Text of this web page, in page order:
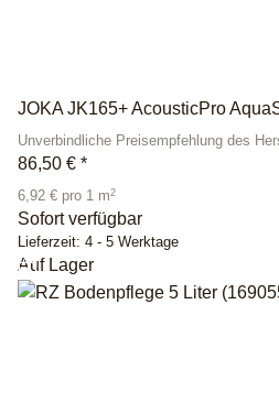
JOKA JK165+ AcousticPro
Unverbindliche Preisempfehlung des
86,50 € *
6,92 € pro 1 m2
Sofort verfügbar
Lieferzeit: 4 - 5 Werktage
Auf Lager